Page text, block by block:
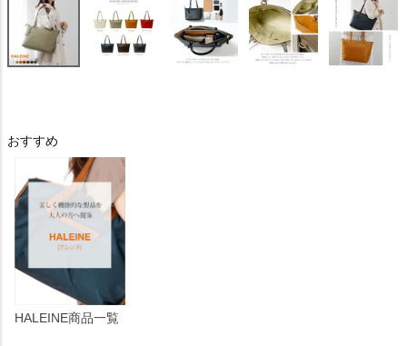
おすすめ
HALEINE商品一覧